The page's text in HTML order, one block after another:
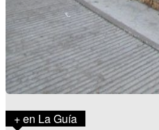
+ en La Guía